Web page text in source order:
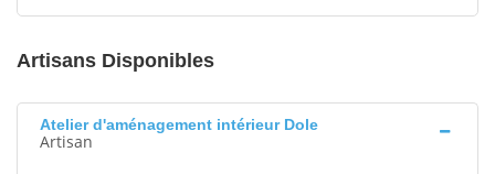
Artisans Disponibles
Atelier d'aménagement intérieur Dole
Artisan